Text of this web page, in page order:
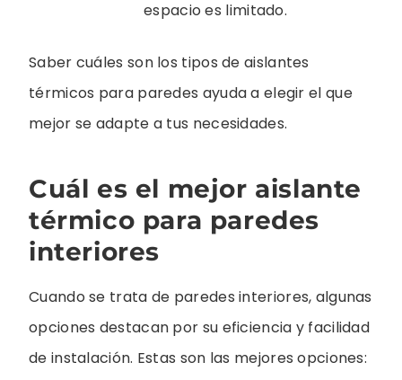
espacio es limitado.
Saber cuáles son los tipos de aislantes
térmicos para paredes ayuda a elegir el que
mejor se adapte a tus necesidades.
Cuál es el mejor aislante
térmico para paredes
interiores
Cuando se trata de paredes interiores, algunas
opciones destacan por su eficiencia y facilidad
de instalación. Estas son las mejores opciones: